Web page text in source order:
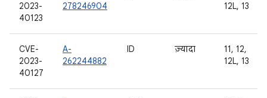
2023-
40123
278246904
12L, 13
CVE-
2023-
40127
A-
262244882
ID ज़्यादा
11, 12,
12L, 13